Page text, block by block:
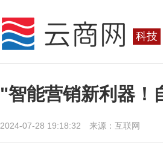
科技
"智能营销新利器！
2024-07-28 19:18:32 来源：互联网